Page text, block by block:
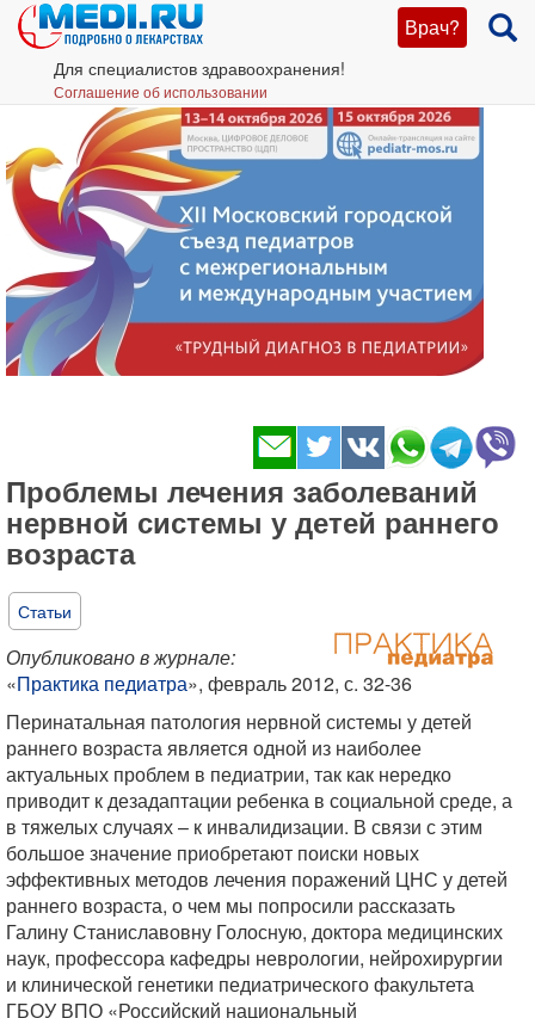
Врач?
Для специалистов здравоохранения!
Соглашение об использовании
Проблемы лечения заболеваний
нервной системы у детей раннего
возраста
Статьи
Опубликовано в журнале:
«Практика педиатра», февраль 2012, с. 32-36
Перинатальная патология нервной системы у детей
раннего возраста является одной из наиболее
актуальных проблем в педиатрии, так как нередко
приводит к дезадаптации ребенка в социальной среде, а
в тяжелых случаях – к инвалидизации. В связи с этим
большое значение приобретают поиски новых
эффективных методов лечения поражений ЦНС у детей
раннего возраста, о чем мы попросили рассказать
Галину Станиславовну Голосную, доктора медицинских
наук, профессора кафедры неврологии, нейрохирургии
и клинической генетики педиатрического факультета
ГБОУ ВПО «Российский национальный